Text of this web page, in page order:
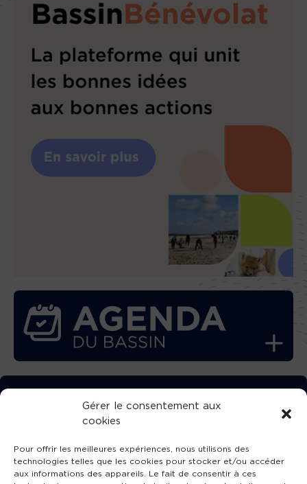
Gérer le consentement aux
cookies
Pour offrir les meilleures expériences, nous utilisons des
technologies telles que les cookies pour stocker et/ou accéder
aux informations des appareils. Le fait de consentir à ces
TÉLÉCHARGEZ GRATUITEMENT
L’APPLICATION TVBA !